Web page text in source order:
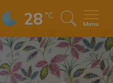
28 °C
Menu